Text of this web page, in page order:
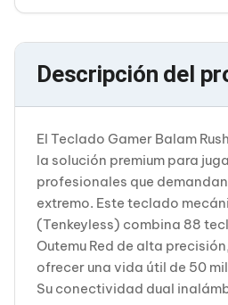
Servidores
Ultrium
Discos Duros / SSD / NAS
Accesorios para Discos Duros
Gabinetes de Discos Duros
Discos Duros para NAS
Discos Duros para
Discos Duros para Servidores
Accesorios para SSD
Gabinetes para SSD
Almacenamiento MSA
Discos Duros Internos para PC
Discos Duros Internos para
Monitores
Descripción del
El Teclado Gamer Balam
la solución premium para
profesionales que
extremo. Este teclado
(Tenkeyless) combina 88
Outemu Red de alta
ofrecer una vida útil de 50
Su conectividad dual